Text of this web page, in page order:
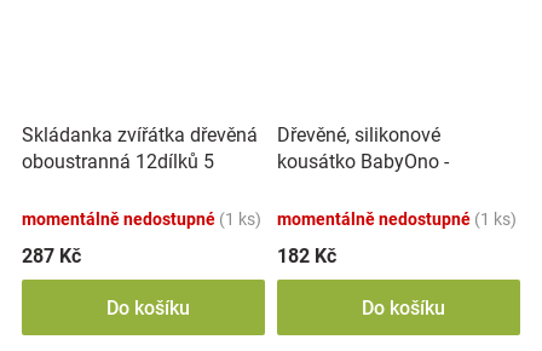
Skládanka zvířátka dřevěná
oboustranná 12dílků 5
17x12x1,5cm
momentálně nedostupné (1 ks)
287 Kč
Do košíku
Dřevěné, silikonové
kousátko BabyOno -
momentálně nedostupné (1 ks)
182 Kč
Do košíku